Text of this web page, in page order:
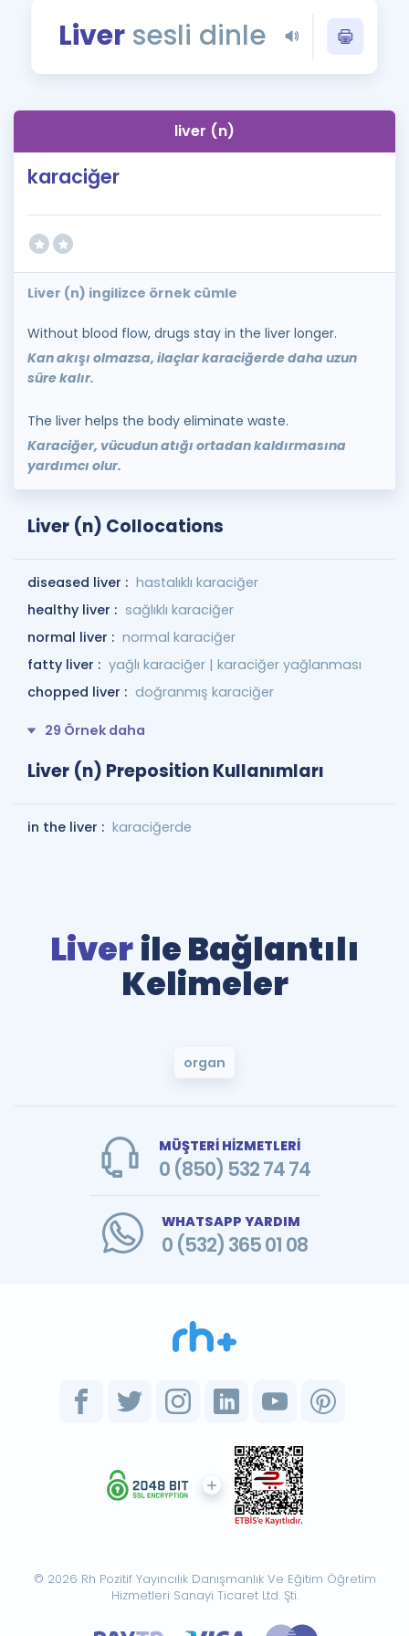
Blog
İngilizce Gramer
Liver sesli dinle
liver (n)
karaciğer
Liver (n) ingilizce örnek cümle
Without blood flow, drugs stay in the liver longer.
Kan akışı olmazsa, ilaçlar karaciğerde daha uzun
süre kalır.
The liver helps the body eliminate waste.
Karaciğer, vücudun atığı ortadan kaldırmasına
yardımcı olur.
Liver (n) Collocations
diseased liver : hastalıklı karaciğer
healthy liver : sağlıklı karaciğer
normal liver : normal karaciğer
fatty liver : yağlı karaciğer | karaciğer yağlanması
chopped liver : doğranmış karaciğer
29 Örnek daha
Liver (n) Preposition Kullanımları
in the liver : karaciğerde
Liverile Bağlantılı
Kelimeler
organ
MÜŞTERİ HİZMETLERİ
0 (850) 532 74 74
WHATSAPP YARDIM
0 (532) 365 01 08
© 2026 Rh Pozitif Yayıncılık Danışmanlık Ve Eğitim Öğretim
Hizmetleri Sanayi Ticaret Ltd. Şti.